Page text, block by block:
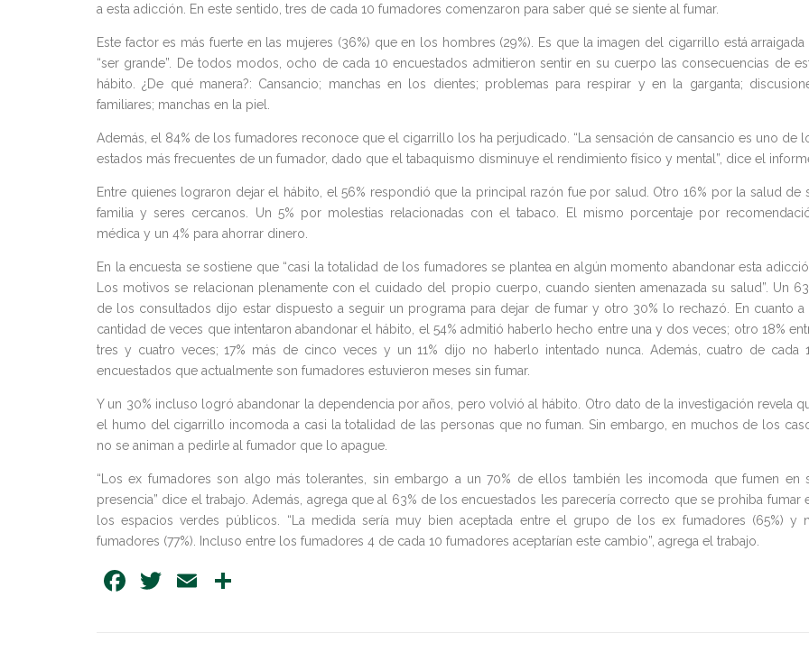
a esta adicción. En este sentido, tres de cada 10 fumadores comenzaron para saber qué se siente al fumar.
Este factor es más fuerte en las mujeres (36%) que en los hombres (29%). Es que la imagen del cigarrillo está arraigada
“ser grande”. De todos modos, ocho de cada 10 encuestados admitieron sentir en su cuerpo las consecuencias de
hábito. ¿De qué manera?: Cansancio; manchas en los dientes; problemas para respirar y en la garganta;
familiares; manchas en la piel.
Además, el 84% de los fumadores reconoce que el cigarrillo los ha perjudicado. “La sensación de cansancio es uno de
estados más frecuentes de un fumador, dado que el tabaquismo disminuye el rendimiento físico y mental”, dice el
Entre quienes lograron dejar el hábito, el 56% respondió que la principal razón fue por salud. Otro 16% por la salud de
familia y seres cercanos. Un 5% por molestias relacionadas con el tabaco. El mismo porcentaje por
médica y un 4% para ahorrar dinero.
En la encuesta se sostiene que “casi la totalidad de los fumadores se plantea en algún momento abandonar esta
Los motivos se relacionan plenamente con el cuidado del propio cuerpo, cuando sienten amenazada su salud”. Un
de los consultados dijo estar dispuesto a seguir un programa para dejar de fumar y otro 30% lo rechazó. En cuanto a
cantidad de veces que intentaron abandonar el hábito, el 54% admitió haberlo hecho entre una y dos veces; otro 18%
tres y cuatro veces; 17% más de cinco veces y un 11% dijo no haberlo intentado nunca. Además, cuatro de cada
encuestados que actualmente son fumadores estuvieron meses sin fumar.
Y un 30% incluso logró abandonar la dependencia por años, pero volvió al hábito. Otro dato de la investigación revela
el humo del cigarrillo incomoda a casi la totalidad de las personas que no fuman. Sin embargo, en muchos de los
no se animan a pedirle al fumador que lo apague.
“Los ex fumadores son algo más tolerantes, sin embargo a un 70% de ellos también les incomoda que fumen en
presencia” dice el trabajo. Además, agrega que al 63% de los encuestados les parecería correcto que se prohiba fumar
los espacios verdes públicos. “La medida sería muy bien aceptada entre el grupo de los ex fumadores (65%) y
fumadores (77%). Incluso entre los fumadores 4 de cada 10 fumadores aceptarían este cambio”, agrega el trabajo.
Facebook
Twitter
Email